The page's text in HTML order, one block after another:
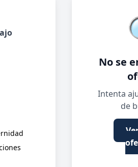
No se
Intenta
de